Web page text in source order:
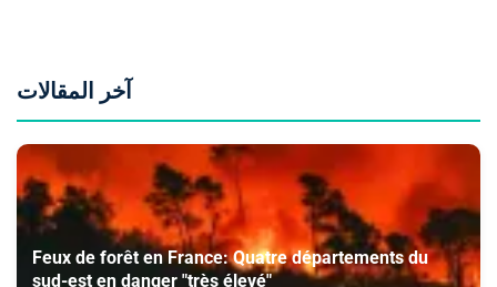
آخر المقالات
Feux de forêt en France: Quatre départements du
sud-est en danger "très élevé"